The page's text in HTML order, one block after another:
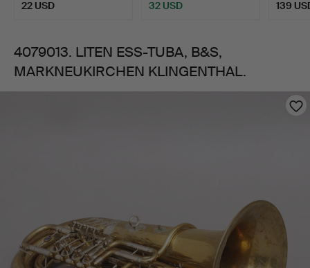
22 USD 32 USD 139
4079013. LITEN ESS-TUBA, B&S,
MARKNEUKIRCHEN KLINGENTHAL.